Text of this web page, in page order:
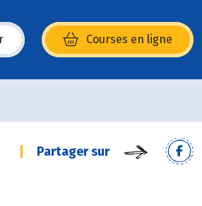
Courses en ligne
fenêtre)
Partager sur